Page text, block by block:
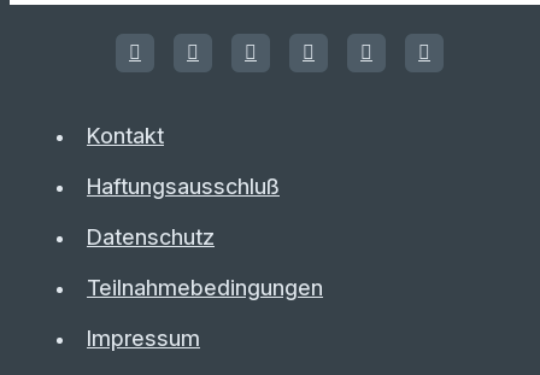
Kontakt
Haftungsausschluß
Datenschutz
Teilnahmebedingungen
Impressum